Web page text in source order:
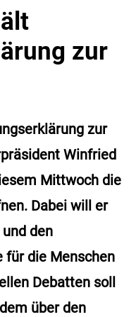
zur
zur
Winfried
Mittwoch die
Dabei will er
den
für die Menschen
Debatten soll
über den